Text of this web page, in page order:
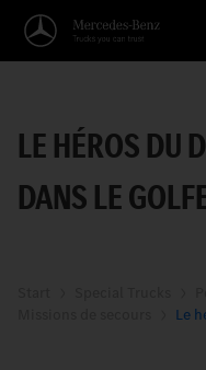
Applications
Thèmes
LE HÉROS DU
DANS LE
Le